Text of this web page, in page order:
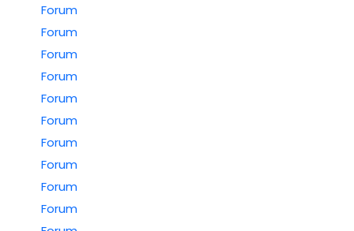
Forum
Forum
Forum
Forum
Forum
Forum
Forum
Forum
Forum
Forum